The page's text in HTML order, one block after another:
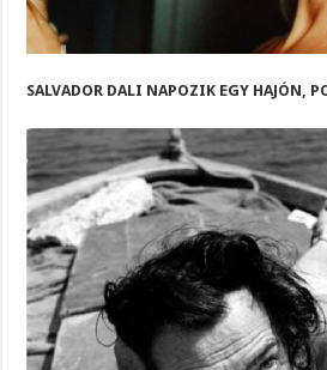
SALVADOR DALI NAPOZIK EGY HAJÓN,